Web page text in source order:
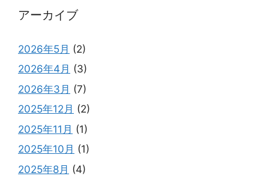
アーカイブ
2026年5月 (2)
2026年4月 (3)
2026年3月 (7)
2025年12月 (2)
2025年11月 (1)
2025年10月 (1)
2025年8月 (4)